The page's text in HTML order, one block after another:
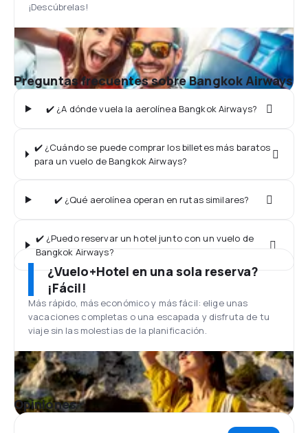
¡Descúbrelas!
Preguntas frecuentes sobre Bangkok Airways
✔️ ¿A dónde vuela la aerolínea Bangkok Airways?
✔️ ¿Cuándo se puede comprar los billetes más baratos
para un vuelo de Bangkok Airways?
✔️ ¿Qué aerolínea operan en rutas similares?
✔️ ¿Puedo reservar un hotel junto con un vuelo de
Bangkok Airways?
¿Vuelo+Hotel en una sola reserva?
¡Fácil!
Más rápido, más económico y más fácil: elige unas
vacaciones completas o una escapada y disfruta de tu
viaje sin las molestias de la planificación.
Opiniones